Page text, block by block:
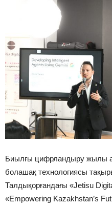
Биылғы цифрландыру жылы
болашақ технологиясы
Талдықорғандағы «Jetisu
«Empowering Kazakhstan’s